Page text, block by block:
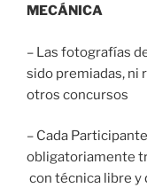
MECÁNICA
– Las fotografías
sido premiadas, ni
otros concursos
– Cada
obligatoriamente
con técnica libre y